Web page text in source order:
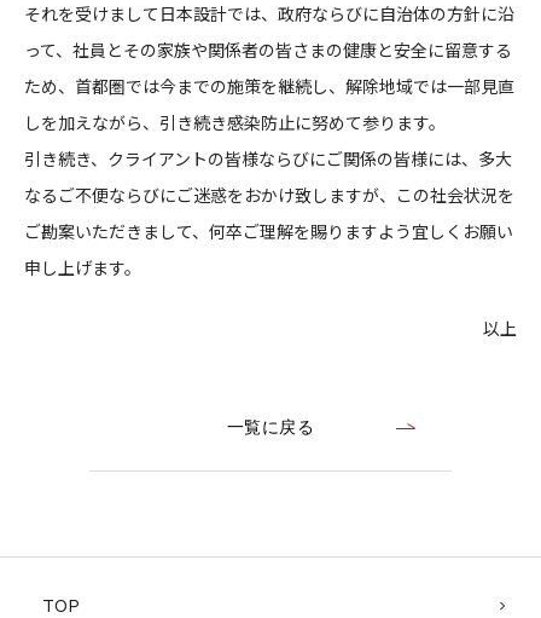
CONTACT
プライバシーポリシー
それを受けまして日本設計では、政府ならびに自治体の方針に沿
って、社員とその家族や関係者の皆さまの健康と安全に留意する
ため、首都圏では今までの施策を継続し、解除地域では一部見直
しを加えながら、引き続き感染防止に努めて参ります。
引き続き、クライアントの皆様ならびにご関係の皆様には、多大
なるご不便ならびにご迷惑をおかけ致しますが、この社会状況を
ご勘案いただきまして、何卒ご理解を賜りますよう宜しくお願い
申し上げます。
以上
一覧に戻る
TOP